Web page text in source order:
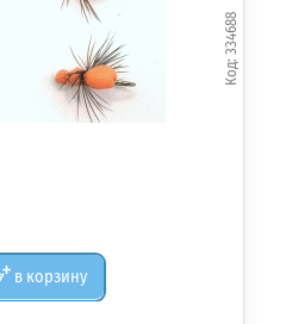
334688
в корзину